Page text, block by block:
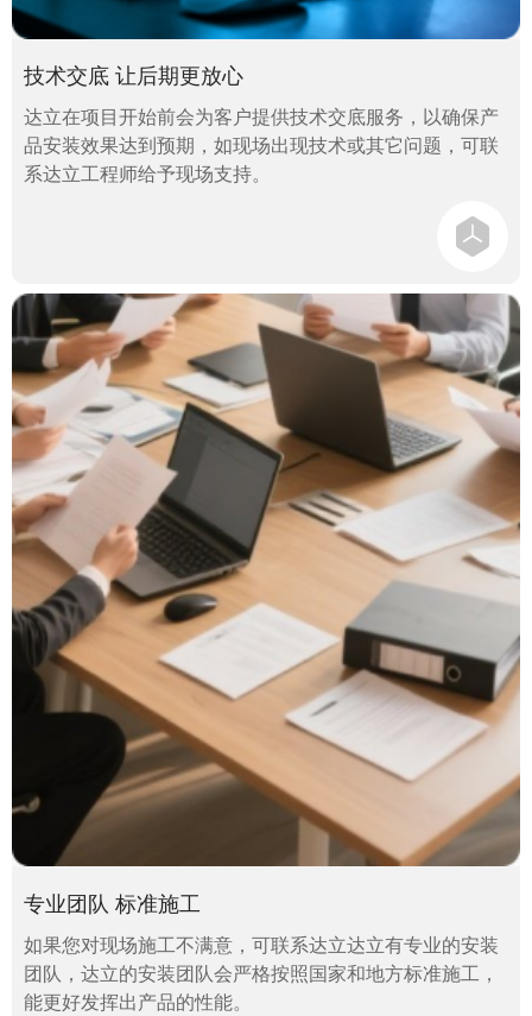
技术交底 让后期更放心
达立在项目开始前会为客户提供技术交底服务，以确保产
品安装效果达到预期，如现场出现技术或其它问题，可联
系达立工程师给予现场支持。
专业团队 标准施工
如果您对现场施工不满意，可联系达立达立有专业的安装
团队，达立的安装团队会严格按照国家和地方标准施工，
能更好发挥出产品的性能。